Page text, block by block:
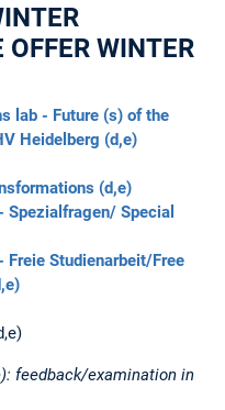
WINTER
lab - Future (s) of the
Heidelberg (d,e)
(d,e)
Spezialfragen/ Special
Freie Studienarbeit/Free
feedback/examination in